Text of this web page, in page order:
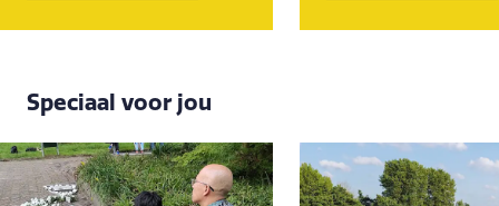
Speciaal voor jou